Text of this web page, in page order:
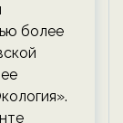
более